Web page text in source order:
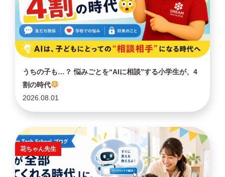
うちの子も…？ 悩みごとを“AIに相談”する小学生が、4
割の時代
2026.08.01
花ちゃん先生